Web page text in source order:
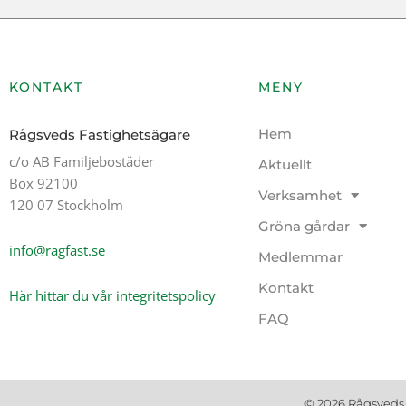
KONTAKT
Rågsveds Fastighetsägare
c/o AB Familjebostäder
Box 92100
120 07 Stockholm
info@ragfast.se
Här hittar du vår integritetspolicy
MENY
Hem
Aktuellt
Verksamhet
Gröna gårdar
Medlemmar
Kontakt
FAQ
© 2026